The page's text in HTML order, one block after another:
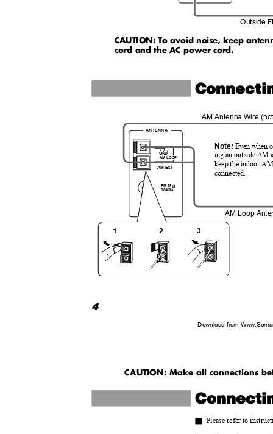
Outside
CAUTION: To avoid noise, keep
cord and the AC power cord.
AM Antenna Wire
ANTENNA
Note: Even when
ing an outside AM
GND
AM LOOP
keep the indoor
AM EXT
connected.
FM 75
COAXIAL
AM Loop
1 2 3
4
Download from
CAUTION: Make all connections
Please refer to